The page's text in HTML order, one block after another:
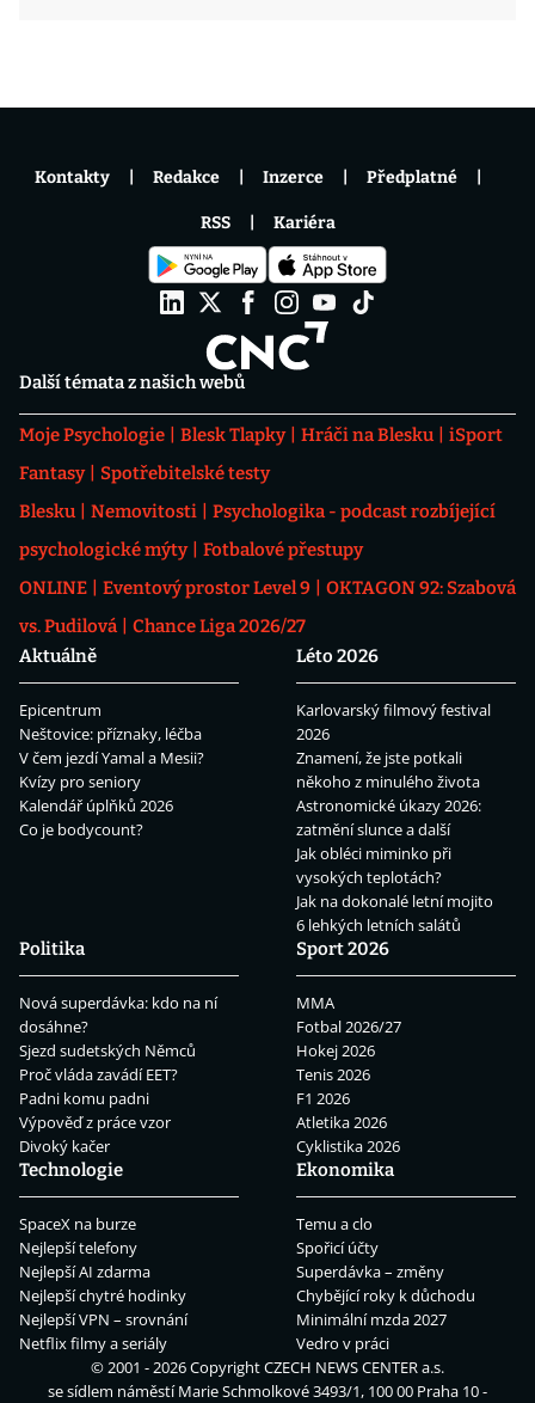
Další témata z našich webů
Moje Psychologie Blesk Tlapky Hráči na Blesku
iSport
Fantasy
Spotřebitelské testy
Blesku
Nemovitosti
Psychologika - podcast rozbíjející
psychologické mýty
Fotbalové přestupy
ONLINE
Eventový prostor Level 9
OKTAGON 92: Szabová
vs. Pudilová
Chance Liga 2026/27
Aktuálně
Epicentrum
Neštovice: příznaky, léčba
V čem jezdí Yamal a Mesii?
Kvízy pro seniory
Kalendář úplňků 2026
Co je bodycount?
Léto 2026
Karlovarský filmový festival
2026
Znamení, že jste potkali
někoho z minulého života
Astronomické úkazy 2026:
zatmění slunce a další
Jak obléci miminko při
vysokých teplotách?
Jak na dokonalé letní mojito
6 lehkých letních salátů
Politika
Nová superdávka: kdo na ní
dosáhne?
Sjezd sudetských Němců
Proč vláda zavádí EET?
Padni komu padni
Výpověď z práce vzor
Divoký kačer
Sport 2026
MMA
Fotbal 2026/27
Hokej 2026
Tenis 2026
F1 2026
Atletika 2026
Cyklistika 2026
Technologie
SpaceX na burze
Nejlepší telefony
Nejlepší AI zdarma
Nejlepší chytré hodinky
Nejlepší VPN – srovnání
Netflix filmy a seriály
Ekonomika
Temu a clo
Spořicí účty
Superdávka – změny
Chybějící roky k důchodu
Minimální mzda 2027
Vedro v práci
Kontakty Redakce Inzerce Předplatné
RSS Kariéra
© 2001 - 2026 CopyrightCZECH NEWS CENTER a.s.
se sídlem náměstí Marie Schmolkové 3493/1, 100 00 Praha 10 -